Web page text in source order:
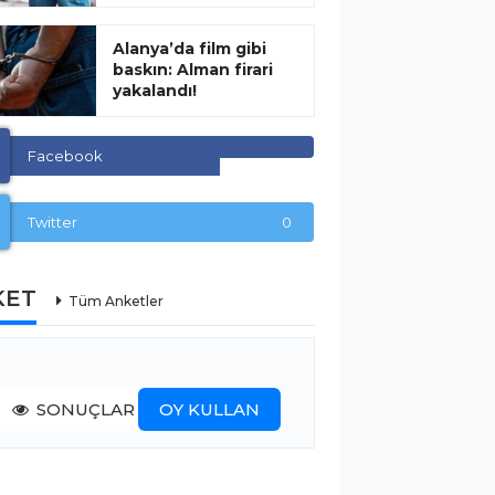
Alanya’da film gibi
baskın: Alman firari
yakalandı!
Facebook
Twitter 0
Tüm Anketler
SONUÇLAR OY KULLAN